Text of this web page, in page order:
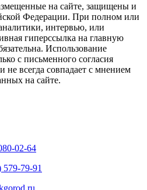
на сайте, защищены и
Федерации. При полном или
интервью, или
гиперссылка на главную
Использование
с письменного согласия
всегда совпадает с мнением
на сайте.
02-64
579-79-91